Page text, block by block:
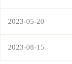
2023-05-20
2023-08-15